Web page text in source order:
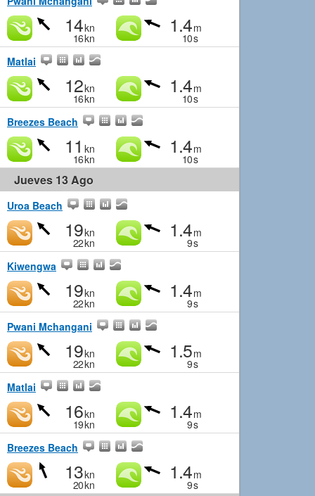
14kn
16kn
1.4m
10s
Matlai
12kn
16kn
1.4m
10s
Breezes Beach
11 kn
16kn
1.4m
10s
Jueves 13 Ago
Uroa Beach
19kn
22kn
1.4m
9s
Kiwengwa
19kn
22kn
1.4m
9s
Pwani Mchangani
19kn
22kn
1.5m
9s
Matlai
16kn
19kn
1.4m
9s
Breezes Beach
13kn
20kn
1.4m
9s